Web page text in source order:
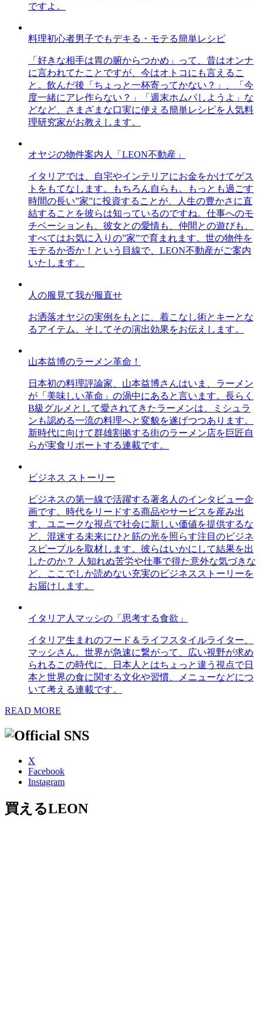
ですよ。
料理初心者男子でもデキる・モテる簡単レシピ
「好きな相手は胃の腑からつかめ」って、昔はオンナ
に言われてたことですが、今はオトコにも言えるこ
と。飲んだ後「ちょっと一杯寄ってかない？」、「今
度一緒にアレ作らない？」「週末ホムパしようよ」な
どなど、さまざまな口実に使える簡単レシピを人気料
理研究家がお教えします。
オヤジの物件案内人「LEON不動産」
イタリアでは、自宅やインテリアにお金をかけてゲス
トをもてなします。もちろん自らも。もっとも過ごす
時間の長い”家”に投資することが、人生の豊かさに直
結することを彼らは知っているのですね。仕事へのモ
チベーションも、彼女との愛情も、仲間との遊びも、
すべてはお気に入りの”家”で育まれます。世の物件を
モテるか否か！という目線で、LEON不動産がご案内
いたします。
人の服見て我が服直せ
お洒落オヤジの実例をもとに、着こなし術とキーとな
るアイテム、そしてその演出効果をお伝えします。
山本益博のラーメン革命！
日本初の料理評論家、山本益博さんはいま、ラーメン
が「美味しい革命」の渦中にあると言います。長らく
B級グルメとして愛されてきたラーメンは、ミシュラ
ンも認める一流の料理へと変貌を遂げつつあります。
新時代に向けて群雄割拠する街のラーメン店を巨匠自
らが実食リポートする連載です。
ビジネス ストーリー
ビジネスの第一線で活躍する著名人のインタビュー企
画です。時代をリードする商品やサービスを産み出
す、ユニークな視点で社会に新しい価値を提供するな
ど、混迷する未来にひと筋の光を照らす注目のビジネ
スピープルを取材します。彼らはいかにして結果を出
したのか？ 人知れぬ苦労や仕事で得た意外な気づきな
ど、ここでしか読めない充実のビジネスストーリーを
お届けします。
イタリア人マッシの「思考する食欲」
イタリア生まれのフード＆ライフスタイルライター、
マッシさん。世界が急速に繋がって、広い視野が求め
られるこの時代に、日本人とはちょっと違う視点で日
本と世界の食に関する文化や習慣、メニューなどにつ
いて考える連載です。
READ MORE
X
Facebook
Instagram
買えるLEON